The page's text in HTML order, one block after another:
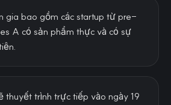
gia bao gồm các startup từ pre-
A có sản phẩm thực và có sự
thuyết trình trực tiếp vào ngày 19